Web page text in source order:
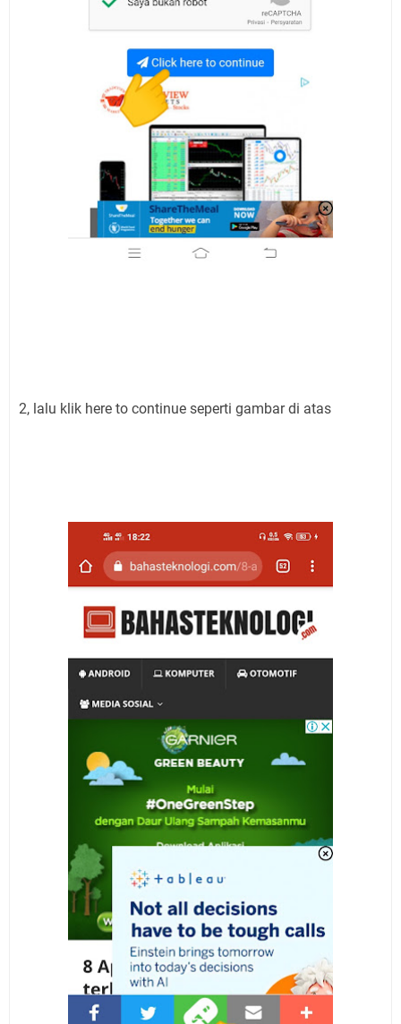
2, lalu klik here to continue seperti gambar di atas